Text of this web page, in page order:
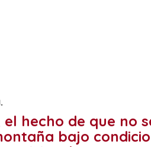
el hecho de que no
bajo